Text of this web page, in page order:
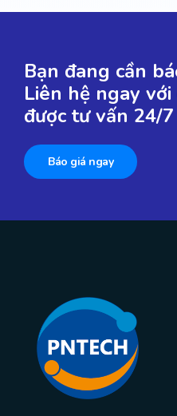
Bạn đang cần
Liên hệ ngay
được tư vấn 24/7
Báo giá ngay